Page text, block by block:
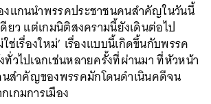
งแกนนำพรรคประชาชนคนสำคัญในวันนี้
ยว แต่เกมนิติสงครามนี้ยังเดินต่อไป
ช่เรื่องใหม่’ เรื่องแบบนี้เกิดขึ้นกับพรรค
วไปเฉกเช่นหลายครั้งที่ผ่านมา ที่หัวหน้า
สำคัญของพรรคมักโดนดำเนินคดีจน
กมการเมือง